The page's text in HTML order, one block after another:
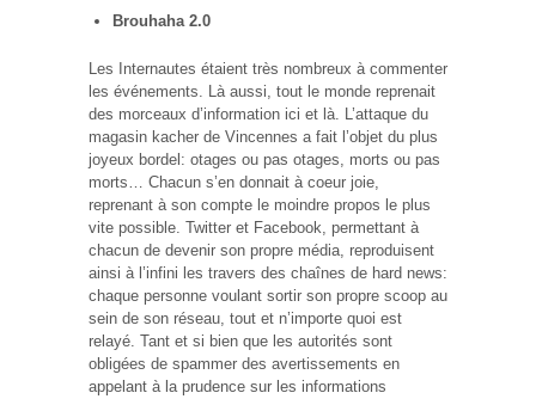
Brouhaha 2.0
Les Internautes étaient très nombreux à commenter
les événements. Là aussi, tout le monde reprenait
des morceaux d’information ici et là. L’attaque du
magasin kacher de Vincennes a fait l’objet du plus
joyeux bordel: otages ou pas otages, morts ou pas
morts… Chacun s’en donnait à coeur joie,
reprenant à son compte le moindre propos le plus
vite possible. Twitter et Facebook, permettant à
chacun de devenir son propre média, reproduisent
ainsi à l’infini les travers des chaînes de hard news:
chaque personne voulant sortir son propre scoop au
sein de son réseau, tout et n’importe quoi est
relayé. Tant et si bien que les autorités sont
obligées de spammer des avertissements en
appelant à la prudence sur les informations